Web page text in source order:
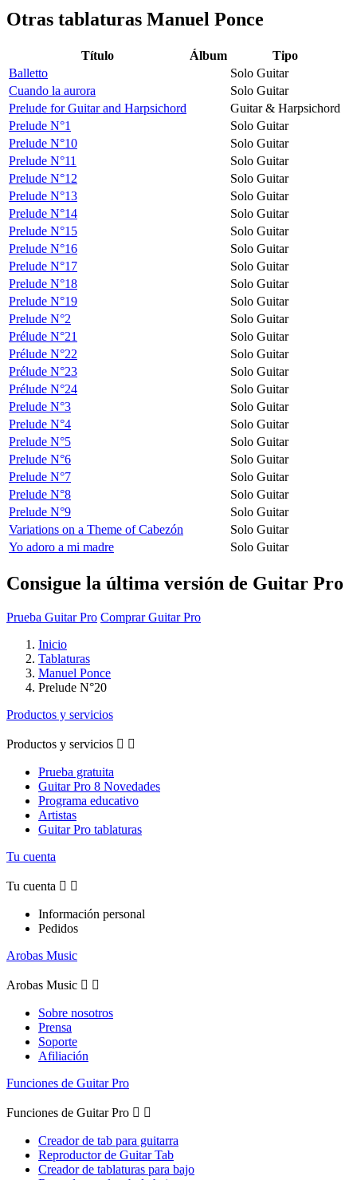
Otras tablaturas Manuel Ponce
Título Álbum
Tipo
Balletto
Solo Guitar
Cuando la aurora
Solo Guitar
Prelude for Guitar and Harpsichord
Guitar & Harpsichord
Prelude N°1
Solo Guitar
Prelude N°10
Solo Guitar
Prelude N°11
Solo Guitar
Prelude N°12
Solo Guitar
Prelude N°13
Solo Guitar
Prelude N°14
Solo Guitar
Prelude N°15
Solo Guitar
Prelude N°16
Solo Guitar
Prelude N°17
Solo Guitar
Prelude N°18
Solo Guitar
Prelude N°19
Solo Guitar
Prelude N°2
Solo Guitar
Prélude N°21
Solo Guitar
Prélude N°22
Solo Guitar
Prélude N°23
Solo Guitar
Prélude N°24
Solo Guitar
Prelude N°3
Solo Guitar
Prelude N°4
Solo Guitar
Prelude N°5
Solo Guitar
Prelude N°6
Solo Guitar
Prelude N°7
Solo Guitar
Prelude N°8
Solo Guitar
Prelude N°9
Solo Guitar
Variations on a Theme of Cabezón
Solo Guitar
Yo adoro a mi madre
Solo Guitar
Consigue la última versión de Guitar Pro
Prueba Guitar Pro Comprar Guitar Pro
Inicio
Tablaturas
Manuel Ponce
Prelude N°20
Productos y servicios
Productos y servicios  
Prueba gratuita
Guitar Pro 8 Novedades
Programa educativo
Artistas
Guitar Pro tablaturas
Tu cuenta
Tu cuenta  
Información personal
Pedidos
Arobas Music
Arobas Music  
Sobre nosotros
Prensa
Soporte
Afiliación
Funciones de Guitar Pro
Funciones de Guitar Pro  
Creador de tab para guitarra
Reproductor de Guitar Tab
Creador de tablaturas para bajo